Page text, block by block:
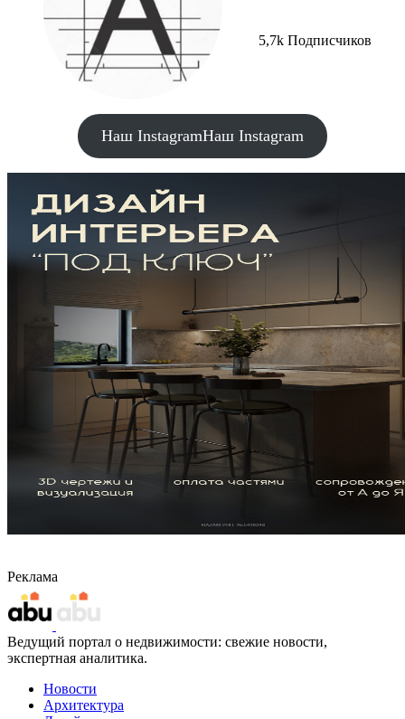
5,7k Подписчиков
Наш InstagramНаш Instagram
Реклама
Ведущий портал о недвижимости: свежие новости,
экспертная аналитика.
Новости
Архитектура